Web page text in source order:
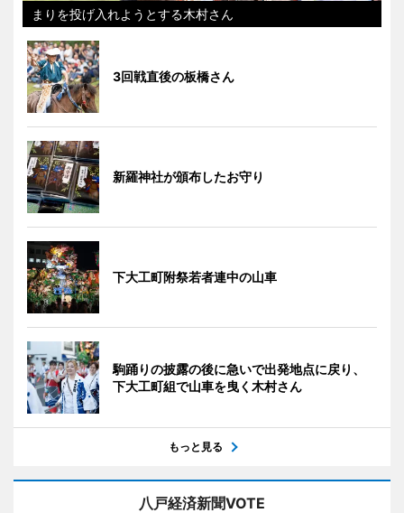
まりを投げ入れようとする木村さん
3回戦直後の板橋さん
新羅神社が頒布したお守り
下大工町附祭若者連中の山車
駒踊りの披露の後に急いで出発地点に戻り、
下大工町組で山車を曳く木村さん
もっと見る
八戸経済新聞VOTE